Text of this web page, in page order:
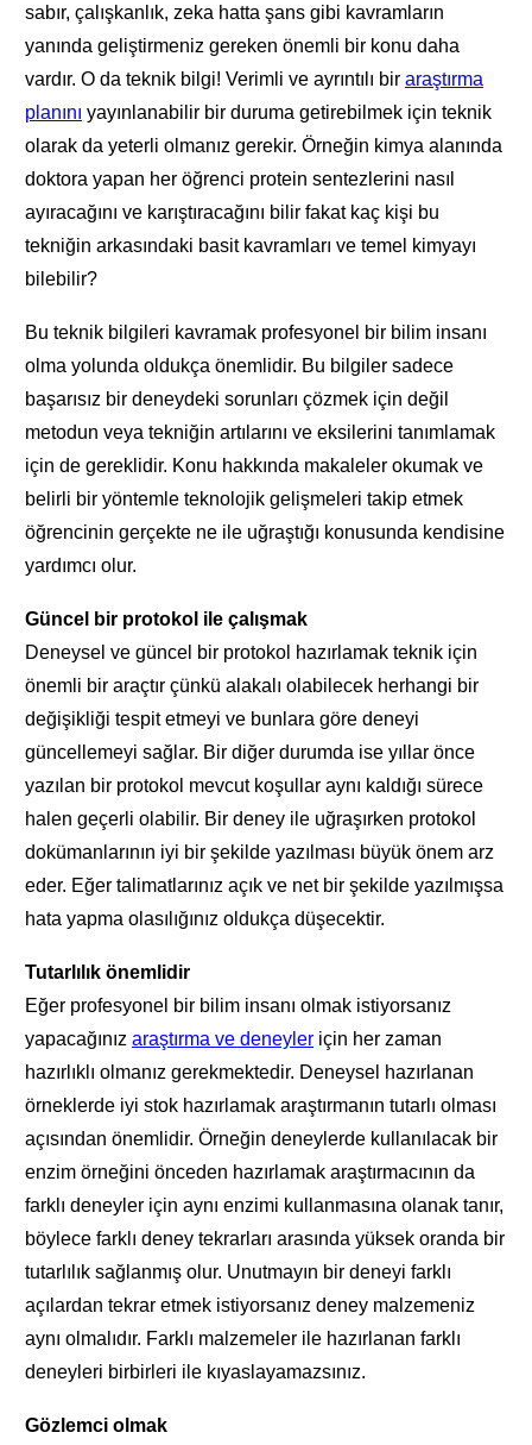
sabır, çalışkanlık, zeka hatta şans gibi kavramların
yanında geliştirmeniz gereken önemli bir konu daha
vardır. O da teknik bilgi! Verimli ve ayrıntılı bir araştırma
planını yayınlanabilir bir duruma getirebilmek için teknik
olarak da yeterli olmanız gerekir. Örneğin kimya alanında
doktora yapan her öğrenci protein sentezlerini nasıl
ayıracağını ve karıştıracağını bilir fakat kaç kişi bu
tekniğin arkasındaki basit kavramları ve temel kimyayı
bilebilir?
Bu teknik bilgileri kavramak profesyonel bir bilim insanı
olma yolunda oldukça önemlidir. Bu bilgiler sadece
başarısız bir deneydeki sorunları çözmek için değil
metodun veya tekniğin artılarını ve eksilerini tanımlamak
için de gereklidir. Konu hakkında makaleler okumak ve
belirli bir yöntemle teknolojik gelişmeleri takip etmek
öğrencinin gerçekte ne ile uğraştığı konusunda kendisine
yardımcı olur.
Güncel bir protokol ile çalışmak
Deneysel ve güncel bir protokol hazırlamak teknik için
önemli bir araçtır çünkü alakalı olabilecek herhangi bir
değişikliği tespit etmeyi ve bunlara göre deneyi
güncellemeyi sağlar. Bir diğer durumda ise yıllar önce
yazılan bir protokol mevcut koşullar aynı kaldığı sürece
halen geçerli olabilir. Bir deney ile uğraşırken protokol
dokümanlarının iyi bir şekilde yazılması büyük önem arz
eder. Eğer talimatlarınız açık ve net bir şekilde yazılmışsa
hata yapma olasılığınız oldukça düşecektir.
Tutarlılık önemlidir
Eğer profesyonel bir bilim insanı olmak istiyorsanız
yapacağınız araştırma ve deneyler için her zaman
hazırlıklı olmanız gerekmektedir. Deneysel hazırlanan
örneklerde iyi stok hazırlamak araştırmanın tutarlı olması
açısından önemlidir. Örneğin deneylerde kullanılacak bir
enzim örneğini önceden hazırlamak araştırmacının da
farklı deneyler için aynı enzimi kullanmasına olanak tanır,
böylece farklı deney tekrarları arasında yüksek oranda bir
tutarlılık sağlanmış olur. Unutmayın bir deneyi farklı
açılardan tekrar etmek istiyorsanız deney malzemeniz
aynı olmalıdır. Farklı malzemeler ile hazırlanan farklı
deneyleri birbirleri ile kıyaslayamazsınız.
Gözlemci olmak